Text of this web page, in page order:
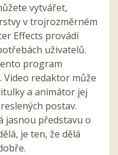
vytvářet,
v trojrozměrném
Effects provádí
uživatelů.
program
redaktor může
a animátor jej
postav.
jasnou představu o
je ten, že dělá